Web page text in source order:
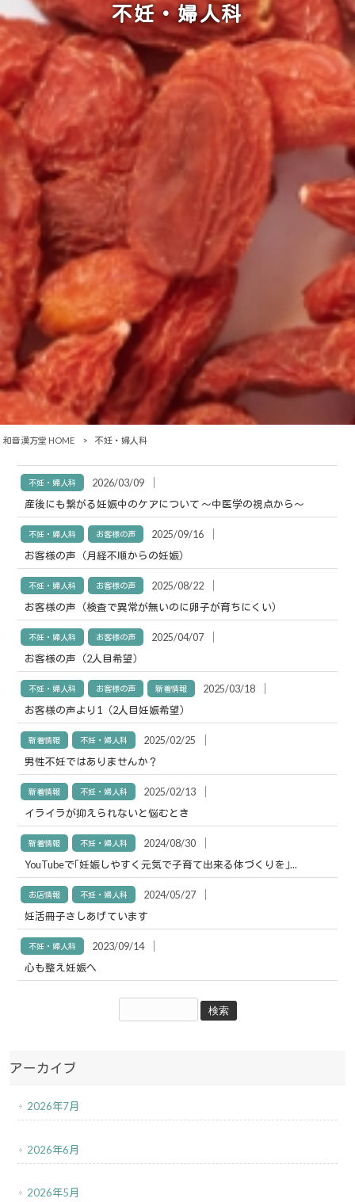
不妊・婦人科
和音漢方堂 HOME > 不妊・婦人科
不妊・婦人科 2026/03/09
産後にも繋がる妊娠中のケアについて 〜中医学の視点から〜
不妊・婦人科 お客様の声 2025/09/16
お客様の声（月経不順からの妊娠）
不妊・婦人科 お客様の声 2025/08/22
お客様の声（検査で異常が無いのに卵子が育ちにくい）
不妊・婦人科 お客様の声 2025/04/07
お客様の声（2人目希望）
不妊・婦人科 お客様の声 新着情報 2025/03/18
お客様の声より1（2人目妊娠希望）
新着情報 不妊・婦人科 2025/02/25
男性不妊ではありませんか？
新着情報 不妊・婦人科 2025/02/13
イライラが抑えられないと悩むとき
新着情報 不妊・婦人科 2024/08/30
YouTubeで｢妊娠しやすく元気で子育て出来る体づくりを｣...
お店情報 不妊・婦人科 2024/05/27
妊活冊子さしあげています
不妊・婦人科 2023/09/14
心も整え妊娠へ
アーカイブ
2026年7月
2026年6月
2026年5月